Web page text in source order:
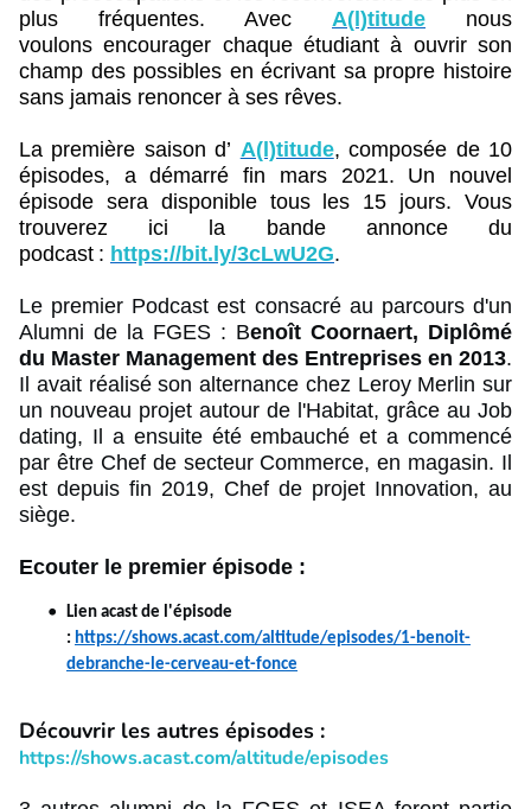
plus fréquentes. Avec A(l)titude
nous
voulons encourager chaque étudiant à ouvrir son
champ des possibles en écrivant sa propre histoire
sans jamais renoncer à ses rêves.
La première saison d’ A(l)titude, composée de 10
épisodes, a démarré fin mars 2021. Un nouvel
épisode sera disponible tous les 15 jours. Vous
trouverez ici la bande annonce du
podcast : https://bit.ly/3cLwU2G.
Le premier Podcast est consacré au parcours d'un
Alumni de la FGES : Benoît Coornaert, Diplômé
du Master Management des Entreprises en 2013.
Il avait réalisé son alternance chez Leroy Merlin sur
un nouveau projet autour de l'Habitat, grâce au Job
dating, Il a ensuite été embauché et a commencé
par être Chef de secteur Commerce, en magasin. Il
est depuis fin 2019, Chef de projet Innovation, au
siège.
Ecouter le premier épisode :
Lien acast de l'épisode
: https://shows.acast.com/altitude/episodes/1-benoit-
debranche-le-cerveau-et-fonce
Découvrir les autres épisodes :
https://shows.acast.com/altitude/episodes